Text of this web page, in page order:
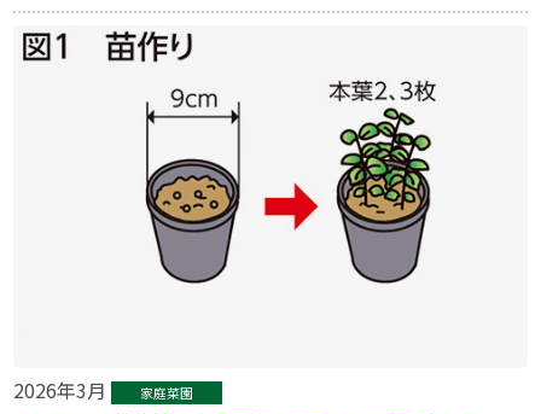
2026年3月 家庭菜園